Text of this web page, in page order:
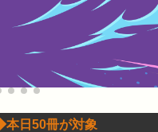
日50冊が対象